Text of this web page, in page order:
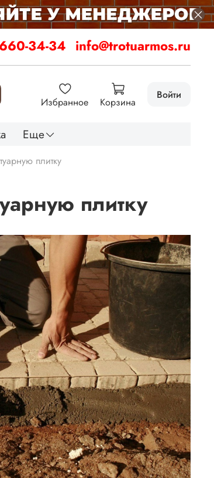
34-34 info@trotuarmos.ru
Избранное Корзина
Войти
Еще
плитку
плитку